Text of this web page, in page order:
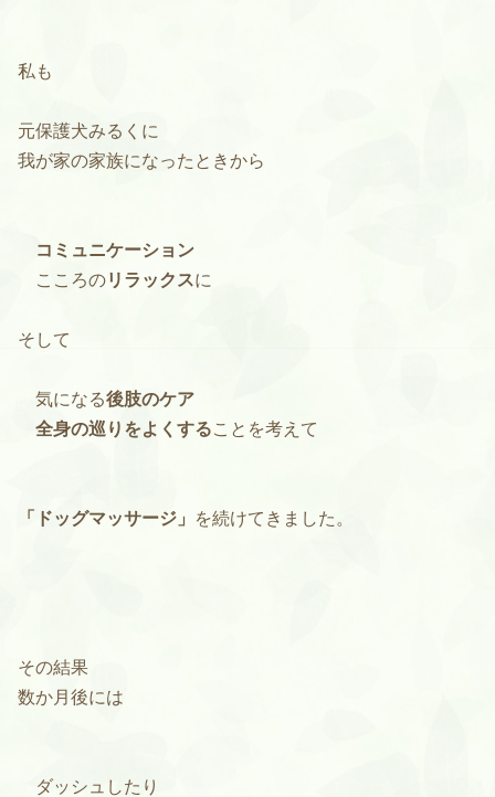
私も
元保護犬みるくに
我が家の家族になったときから
コミュニケーション
こころのリラックスに
そして
気になる後肢のケア
全身の巡りをよくすることを考えて
「ドッグマッサージ」 を続けてきました。
その結果
数か月後には
ダッシュしたり